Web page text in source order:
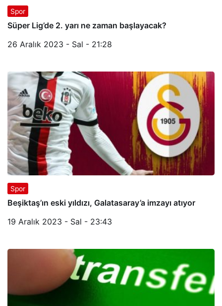
Spor
Süper Lig’de 2. yarı ne zaman başlayacak?
26 Aralık 2023 - Sal - 21:28
Spor
Beşiktaş’ın eski yıldızı, Galatasaray’a imzayı atıyor
19 Aralık 2023 - Sal - 23:43